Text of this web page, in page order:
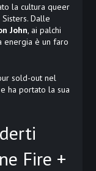
la cultura queer
Dalle
John, ai palchi
energia è un faro
sold-out nel
ha portato la sua
Fire +